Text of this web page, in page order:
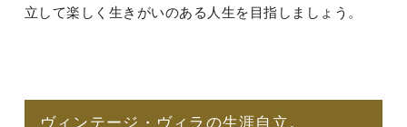
立して楽しく生きがいのある人生を目指しましょう。
ヴィンテージ・ヴィラの生涯自立。